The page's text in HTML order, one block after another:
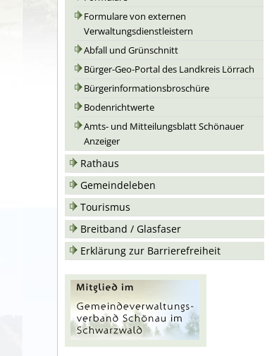
Formulare von externen
Verwaltungsdienstleistern
Abfall und Grünschnitt
Bürger-Geo-Portal des Landkreis Lörrach
Bürgerinformationsbroschüre
Bodenrichtwerte
Amts- und Mitteilungsblatt Schönauer
Anzeiger
Rathaus
Gemeindeleben
Tourismus
Breitband / Glasfaser
Erklärung zur Barrierefreiheit